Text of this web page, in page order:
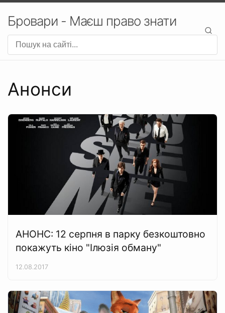
Бровари - Маєш право знати
Анонси
АНОНС: 12 серпня в парку безкоштовно
покажуть кіно "Ілюзія обману"
12.08.2017